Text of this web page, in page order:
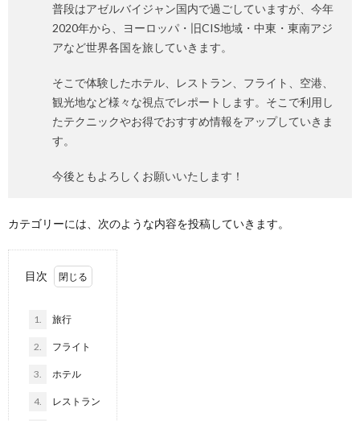
普段はアゼルバイジャン国内で過ごしていますが、今年
2020年から、ヨーロッパ・旧CIS地域・中東・東南アジ
アなど世界各国を旅していきます。
そこで体験したホテル、レストラン、フライト、空港、
観光地など様々な視点でレポートします。そこで利用し
たテクニックやお得でおすすめ情報をアップしていきま
す。
今後ともよろしくお願いいたします！
カテゴリーには、次のような内容を投稿していきます。
目次
1. 旅行
2. フライト
3. ホテル
4. レストラン